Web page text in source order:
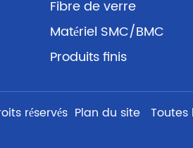
Fibre de verre
Matériel SMC/BMC
Produits finis
réservés Plan du site Toutes